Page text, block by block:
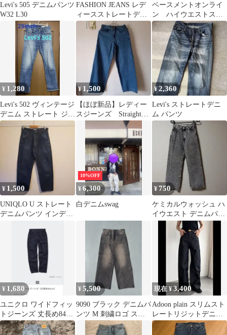
Levi's 505 デニムパンツ
W32 L30
FASHION JEANS レデ
ィースストレートデニ
ムパンツ
ベースメントオンライ
ン ハイウエストスト
レートデニム M
¥ 1,280
Levi's 502 ヴィンテージ
デニム ストレート ジー
ンズ
¥ 1,500
【ほぼ新品】レディー
スジーンズ Straight
¥2,360
Levi's ストレートデニ
ム パンツ
¥ 1,500
UNIQLO U ストレート
デニムパンツ インディ
10%OFF
¥6,300
白デニムswag
¥750
ケミカルウォッシュ ハ
イウエスト デニムパン
¥ 1,680
ユニクロ ワイドフィッ
トジーンズ 丈長め84セ
ンチ
¥5,500
9090 ブラック デニムパ
ンツ M 刺繍ロゴ スト
レート
現在 ¥3,400
Adoon plain スリムスト
レートリジットデニム
パンツ